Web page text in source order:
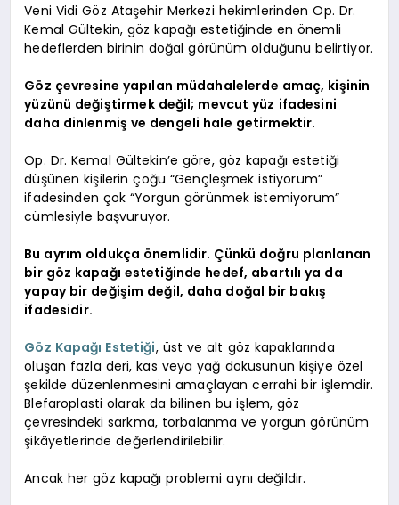
Veni Vidi Göz Ataşehir Merkezi hekimlerinden Op. Dr.
Kemal Gültekin, göz kapağı estetiğinde en önemli
hedeflerden birinin doğal görünüm olduğunu belirtiyor.
Göz çevresine yapılan müdahalelerde amaç, kişinin
yüzünü değiştirmek değil; mevcut yüz ifadesini
daha dinlenmiş ve dengeli hale getirmektir.
Op. Dr. Kemal Gültekin’e göre, göz kapağı estetiği
düşünen kişilerin çoğu “Gençleşmek istiyorum”
ifadesinden çok “Yorgun görünmek istemiyorum”
cümlesiyle başvuruyor.
Bu ayrım oldukça önemlidir. Çünkü doğru planlanan
bir göz kapağı estetiğinde hedef, abartılı ya da
yapay bir değişim değil, daha doğal bir bakış
ifadesidir.
Göz Kapağı Estetiği, üst ve alt göz kapaklarında
oluşan fazla deri, kas veya yağ dokusunun kişiye özel
şekilde düzenlenmesini amaçlayan cerrahi bir işlemdir.
Blefaroplasti olarak da bilinen bu işlem, göz
çevresindeki sarkma, torbalanma ve yorgun görünüm
şikâyetlerinde değerlendirilebilir.
Ancak her göz kapağı problemi aynı değildir.